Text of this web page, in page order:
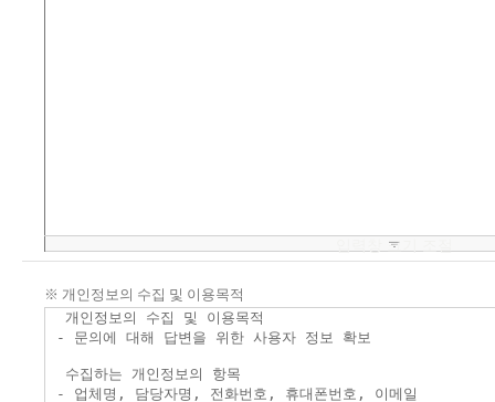
입력창 크기 조절
※ 개인정보의 수집 및 이용목적